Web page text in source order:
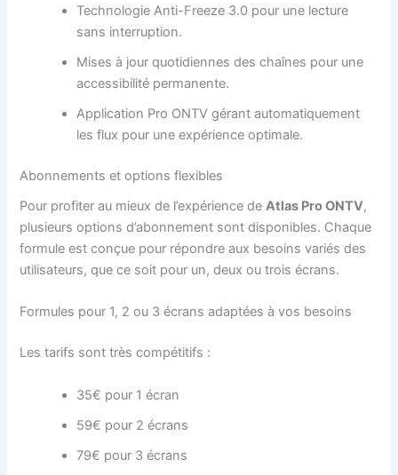
Technologie Anti-Freeze 3.0 pour une lecture
sans interruption.
Mises à jour quotidiennes des chaînes pour une
accessibilité permanente.
Application Pro ONTV gérant automatiquement
les flux pour une expérience optimale.
Abonnements et options flexibles
Pour profiter au mieux de l’expérience deAtlas Pro ONTV,
plusieurs options d’abonnement sont disponibles. Chaque
formule est conçue pour répondre aux besoins variés des
utilisateurs, que ce soit pour un, deux ou trois écrans.
Formules pour 1, 2 ou 3 écrans adaptées à vos besoins
Les tarifs sont très compétitifs :
35€ pour 1 écran
59€ pour 2 écrans
79€ pour 3 écrans